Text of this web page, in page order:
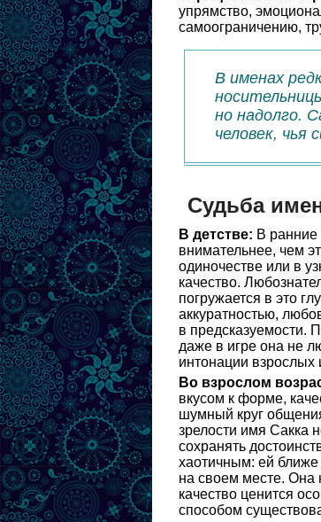
упрямство,
самоограничению,
В именах
но надолго.
человек, чья
Судьба
В детстве: В ранние
внимательнее, чем
одиночестве или в
качество.
погружается в это
аккуратностью,
в предсказуемости.
даже в игре она не
интонации взрослых
Во взрослом
вкусом к форме,
шумный круг
зрелости имя Сакка
сохранять
хаотичным: ей
на своем месте. Она
качество ценится
способом